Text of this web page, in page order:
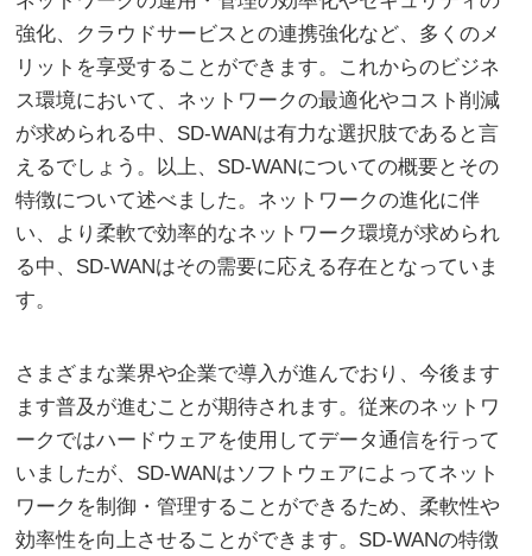
強化、クラウドサービスとの連携強化など、多くのメ
リットを享受することができます。これからのビジネ
ス環境において、ネットワークの最適化やコスト削減
が求められる中、SD-WANは有力な選択肢であると言
えるでしょう。以上、SD-WANについての概要とその
特徴について述べました。ネットワークの進化に伴
い、より柔軟で効率的なネットワーク環境が求められ
る中、SD-WANはその需要に応える存在となっていま
す。
さまざまな業界や企業で導入が進んでおり、今後ます
ます普及が進むことが期待されます。従来のネットワ
ークではハードウェアを使用してデータ通信を行って
いましたが、SD-WANはソフトウェアによってネット
ワークを制御・管理することができるため、柔軟性や
効率性を向上させることができます。SD-WANの特徴